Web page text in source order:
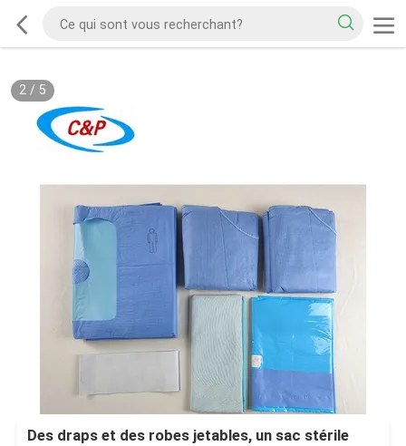
2/ 5
Des draps et des robes jetables, un sac stérile